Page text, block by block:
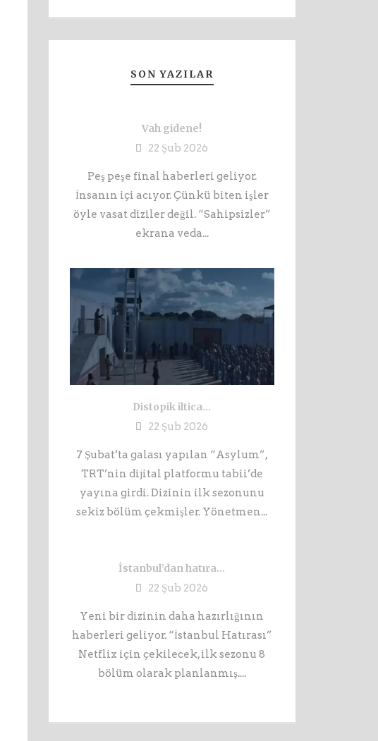
SON YAZILAR
Vah gidene!
22 Şub 2026
Peş peşe final haberleri geliyor.
İnsanın içi acıyor. Çünkü biten işler
öyle vasat diziler değil. “Sahipsizler”
ekrana veda...
Distopik iltica…
22 Şub 2026
7 Şubat’ta galası yapılan “Asylum”,
TRT’nin dijital platformu tabii’de
yayına girdi. Dizinin ilk sezonunu
sekiz bölüm çekmişler. Yönetmen...
İstanbul’dan hatıra…
22 Şub 2026
Yeni bir dizinin daha hazırlığının
haberleri geliyor. “İstanbul Hatırası”
Netflix için çekilecek, ilk sezonu 8
bölüm olarak planlanmış....